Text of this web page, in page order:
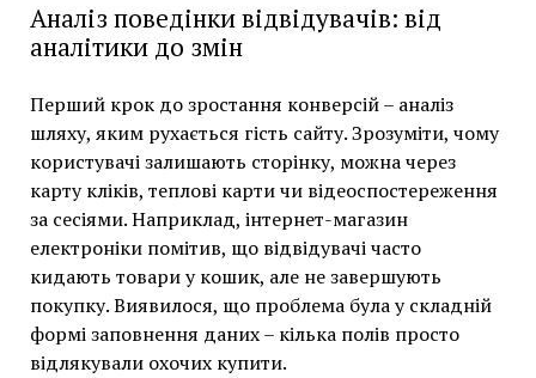
Аналіз поведінки відвідувачів: від
аналітики до змін
Перший крок до зростання конверсій – аналіз
шляху, яким рухається гість сайту. Зрозуміти, чому
користувачі залишають сторінку, можна через
карту кліків, теплові карти чи відеоспостереження
за сесіями. Наприклад, інтернет-магазин
електроніки помітив, що відвідувачі часто
кидають товари у кошик, але не завершують
покупку. Виявилося, що проблема була у складній
формі заповнення даних – кілька полів просто
відлякували охочих купити.